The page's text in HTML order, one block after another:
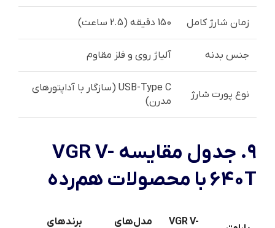
زمان شارژ کامل 150 دقیقه (2.5 ساعت)
جنس بدنه آلیاژ روی و فلز مقاوم
نوع پورت شارژ
USB-Type C (سازگار با آداپتورهای
مدرن)
۹. جدول مقایسه VGR V-
640T با محصولات هم‌رده
VGR V- مدل‌های برندهای